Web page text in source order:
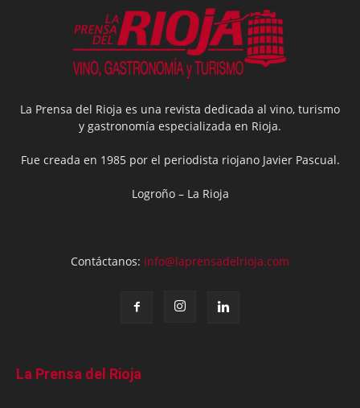
La Prensa del Rioja es una revista dedicada al vino, turismo
y gastronomía especializada en Rioja.
Fue creada en 1985 por el periodista riojano Javier Pascual.
Logroño – La Rioja
Contáctanos: info@laprensadelrioja.com
La Prensa del Rioja